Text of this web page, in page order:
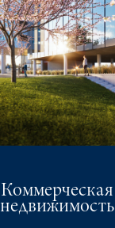
Коммерческая
недвижимость